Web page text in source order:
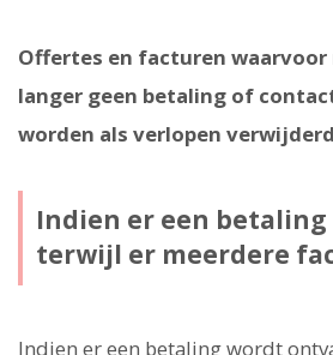
Offertes en facturen waarvoor
langer geen betaling of
worden als verlopen
Indien er een betaling
terwijl er meerdere
Indien er een betaling wordt